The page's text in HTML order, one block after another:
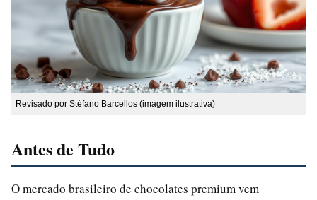
Revisado por Stéfano Barcellos (imagem ilustrativa)
Antes de Tudo
O mercado brasileiro de chocolates premium vem